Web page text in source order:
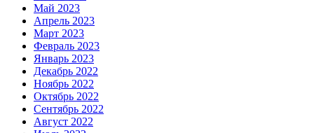
Май 2023
Апрель 2023
Март 2023
Февраль 2023
Январь 2023
Декабрь 2022
Ноябрь 2022
Октябрь 2022
Сентябрь 2022
Август 2022